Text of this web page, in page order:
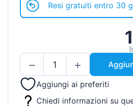
Resi gratuiti entro 30
Aggiungi ai preferiti
Chiedi informazioni su